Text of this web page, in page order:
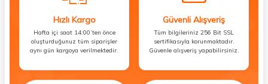
Hızlı Kargo
Hafta içi saat 14:00’ten önce
oluşturduğunuz tüm siparişler
aynı gün kargoya verilmektedir.
Güvenli Alışveriş
Tüm bilgileriniz 256 Bit SSL
sertifikasıyla korunmaktadır.
Güvenle alışveriş yapabilirsiniz.